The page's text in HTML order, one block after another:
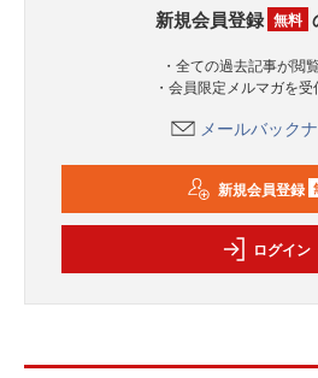
新規会員登録 無料
・全ての過去記事が閲
・会員限定メルマガを
メールバック
新規会員登録
ログイン